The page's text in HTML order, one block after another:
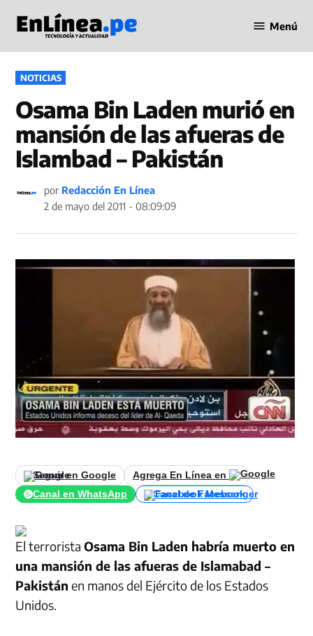
contenido
en Línea
Menú
PUBLICADO
EN
NOTICIAS
Osama Bin Laden murió en
mansión de las afueras de
Islambad – Pakistán
por Redacción En Línea
2 de mayo del 2011 - 08:09:09
Seguir en Google
Agrega En Línea en
Canal en WhatsApp
Canal de Facebook
El terroristaOsama Bin Laden habría muerto en
una mansión de las afueras de Islamabad –
Pakistán en manos del Ejército de los Estados
Unidos.